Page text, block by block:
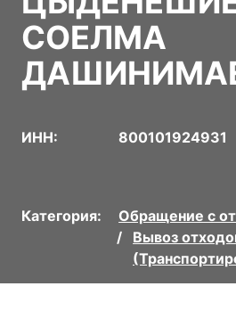
СОЕЛМА
ИНН: 800101924931
Категория:
Обращение с
Вывоз